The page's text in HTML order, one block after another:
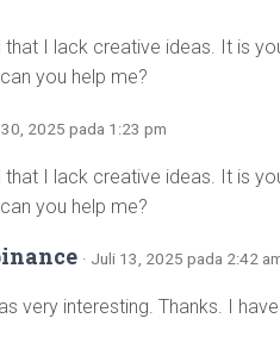
I lack creative ideas. It is
you help me?
30, 2025 pada 1:23 pm
I lack creative ideas. It is
you help me?
· Juli 13, 2025 pada 2:42
very interesting. Thanks. I